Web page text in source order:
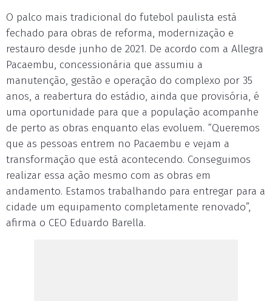
O palco mais tradicional do futebol paulista está
fechado para obras de reforma, modernização e
restauro desde junho de 2021. De acordo com a Allegra
Pacaembu, concessionária que assumiu a
manutenção, gestão e operação do complexo por 35
anos, a reabertura do estádio, ainda que provisória, é
uma oportunidade para que a população acompanhe
de perto as obras enquanto elas evoluem. “Queremos
que as pessoas entrem no Pacaembu e vejam a
transformação que está acontecendo. Conseguimos
realizar essa ação mesmo com as obras em
andamento. Estamos trabalhando para entregar para a
cidade um equipamento completamente renovado”,
afirma o CEO Eduardo Barella.